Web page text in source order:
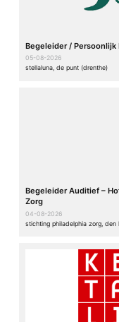
Begeleider / Persoonlijk
05-08-2026
stellaluna, de punt (drenthe)
Begeleider Auditief –
Zorg
04-08-2026
stichting philadelphia zorg, den